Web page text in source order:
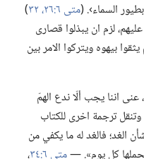
السماء›.‏ (‏متى ٦:‏٢٦،‏
‏)‏
لزم ان يبذلوا قصارى
بيهوه ويتركوا الامر بين
اننا يجب ألّا ندع الهمّ
ترجمة اخرى للكتاب
الغد؛‏ فالغد له ما يكفي من
كل يوم».‏ —‏متى ٦:‏٣٤ ‏،‏